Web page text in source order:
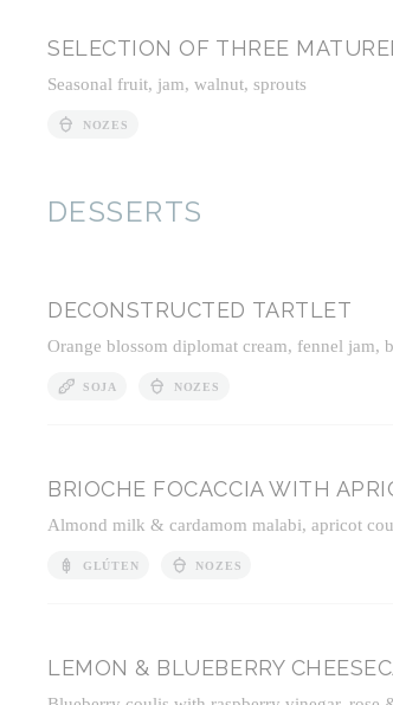
SELECTION OF THREE
Seasonal fruit, jam, walnut, sprouts
NOZES
DESSERTS
DECONSTRUCTED TARTLET
Orange blossom diplomat cream, fennel jam,
SOJA NOZES
BRIOCHE FOCACCIA WITH
Almond milk & cardamom malabi, apricot
GLÚTEN NOZES
LEMON & BLUEBERRY